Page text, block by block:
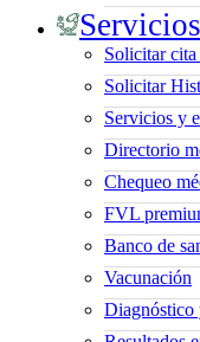
Solicitar cita
Solicitar
Servicios y
Directorio
Chequeo
FVL
Banco de
Vacunación
Diagnóstico